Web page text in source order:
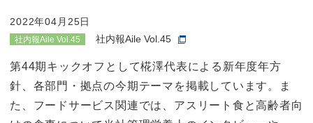
2022年04月25日
社内報Aile Vol.45 社内報Aile Vol.45
第44期キックオフとして椛澤代表による新年度年方
針、各部門・拠点の今期テーマを掲載しています。ま
た、フードサービス関連では、アスリート食と高齢者向